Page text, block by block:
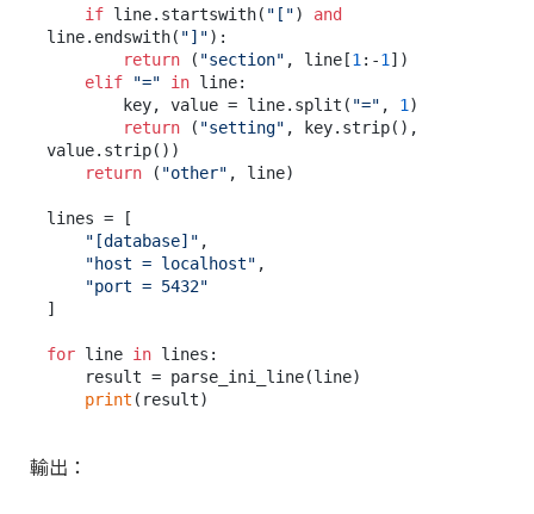
if line.startswith( "[") and
line.endswith( "]"):
return ( "section" , line[1 :-1 ])
elif
"=" in line:
        key, value = line.split(
"=" , 1 )
return ( "setting" , key.strip(),
value.strip())
return ( "other" , line)
lines = [
"[database]" ,
"host = localhost" ,
"port = 5432"
]
for line in lines:
print
輸出：